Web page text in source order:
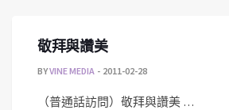
敬拜與讚美
BYVINE MEDIA 2011-02-28
（普通話訪問）敬拜與讚美 …